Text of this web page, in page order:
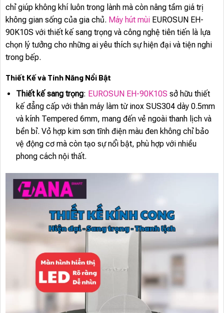
chỉ giúp không khí luôn trong lành mà còn nâng tầm giá trị
không gian sống của gia chủ. Máy hút mùi EUROSUN EH-
90K10S với thiết kế sang trọng và công nghệ tiên tiến là lựa
chọn lý tưởng cho những ai yêu thích sự hiện đại và tiện nghi
trong bếp.
Thiết Kế và Tính Năng Nổi Bật
Thiết kế sang trọng: EUROSUN EH-90K10S sở hữu thiết
kế đẳng cấp với thân máy làm từ inox SUS304 dày 0.5mm
và kính Tempered 6mm, mang đến vẻ ngoài thanh lịch và
bền bỉ. Vỏ hợp kim sơn tĩnh điện màu đen không chỉ bảo
vệ động cơ mà còn tạo sự nổi bật, phù hợp với nhiều
phong cách nội thất.